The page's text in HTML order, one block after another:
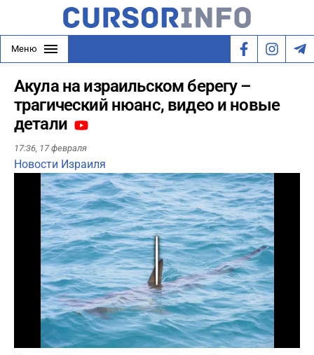
Меню
Акула на израильском берегу –
трагический нюанс, видео и новые
детали
17:36, 17 февраля
Новости Израиля
Play
Фото: Pixabay